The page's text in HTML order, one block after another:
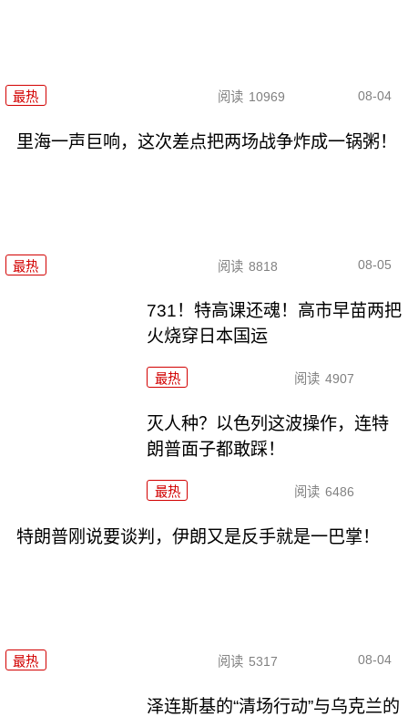
最热 阅读 10969 08-04
里海一声巨响，这次差点把两场战争炸成一锅粥！
最热 阅读 8818 08-05
731！特高课还魂！高市早苗两把
火烧穿日本国运
最热 阅读 4907
灭人种？以色列这波操作，连特
朗普面子都敢踩！
最热 阅读 6486
特朗普刚说要谈判，伊朗又是反手就是一巴掌！
最热 阅读 5317 08-04
泽连斯基的“清场行动”与乌克兰的